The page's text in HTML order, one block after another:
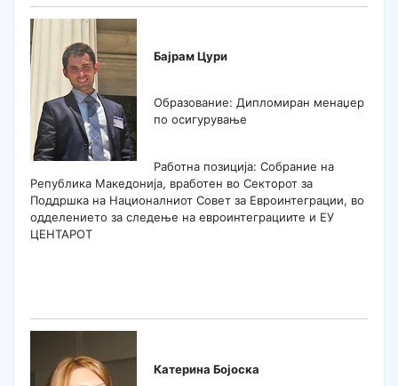
Бајрам Цури
Образование: Дипломиран менаџер
по осигурување
Работна позиција: Собрание на
Република Македонија, вработен во Секторот за
Поддршка на Националниот Совет за Евроинтеграции, во
одделението за следење на евроинтеграциите и ЕУ
ЦЕНТАРОТ
Катерина Бојоска